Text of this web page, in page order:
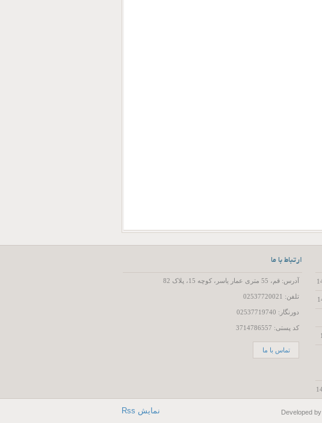
ارتباط با ما
آدرس: قم، 55 متری عمار یاسر، کوچه 15، پلاک 82
تلفن: 02537720021
دورنگار: 02537719740
کد پستی: 3714786557
تماس با ما
Developed by نمایش Rss